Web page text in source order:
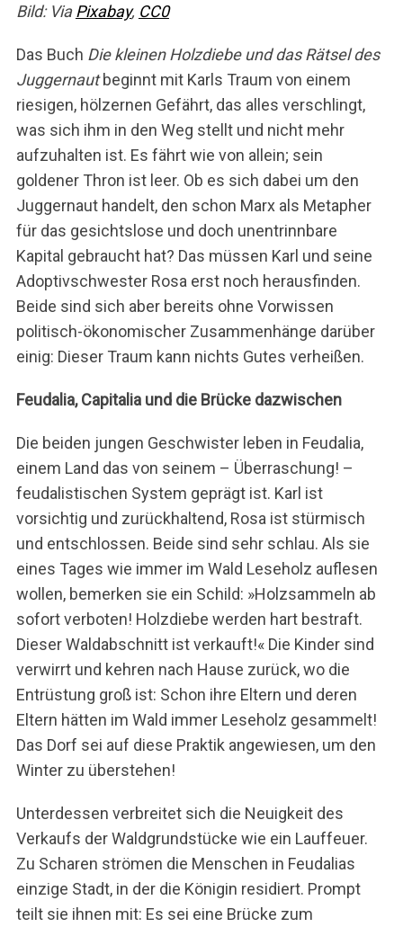
Bild: ViaPixabay, CC0
Das Buch Die kleinen Holzdiebe und das Rätsel des
Juggernautbeginnt mit Karls Traum von einem
riesigen, hölzernen Gefährt, das alles verschlingt,
was sich ihm in den Weg stellt und nicht mehr
aufzuhalten ist. Es fährt wie von allein; sein
goldener Thron ist leer. Ob es sich dabei um den
Juggernaut handelt, den schon Marx als Metapher
für das gesichtslose und doch unentrinnbare
Kapital gebraucht hat? Das müssen Karl und seine
Adoptivschwester Rosa erst noch herausfinden.
Beide sind sich aber bereits ohne Vorwissen
politisch-ökonomischer Zusammenhänge darüber
einig: Dieser Traum kann nichts Gutes verheißen.
Feudalia, Capitalia und die Brücke dazwischen
Die beiden jungen Geschwister leben in Feudalia,
einem Land das von seinem – Überraschung! –
feudalistischen System geprägt ist. Karl ist
vorsichtig und zurückhaltend, Rosa ist stürmisch
und entschlossen. Beide sind sehr schlau. Als sie
eines Tages wie immer im Wald Leseholz auflesen
wollen, bemerken sie ein Schild: »Holzsammeln ab
sofort verboten! Holzdiebe werden hart bestraft.
Dieser Waldabschnitt ist verkauft!« Die Kinder sind
verwirrt und kehren nach Hause zurück, wo die
Entrüstung groß ist: Schon ihre Eltern und deren
Eltern hätten im Wald immer Leseholz gesammelt!
Das Dorf sei auf diese Praktik angewiesen, um den
Winter zu überstehen!
Unterdessen verbreitet sich die Neuigkeit des
Verkaufs der Waldgrundstücke wie ein Lauffeuer.
Zu Scharen strömen die Menschen in Feudalias
einzige Stadt, in der die Königin residiert. Prompt
teilt sie ihnen mit: Es sei eine Brücke zum